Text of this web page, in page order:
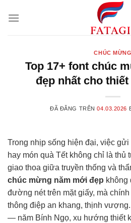
đến
CHÚC MỪNG
Top 17+ font chúc
đẹp nhất cho thiết
ĐÃ ĐĂNG TRÊN04.03.2026
Trong nhịp sống hiện đại, việc
hay món quà Tết không chỉ là thủ
giao thoa giữa truyền thống và
chúc mừng năm mới đẹp không
đường nét trên mặt giấy, mà chính
thông điệp an khang, thịnh
— năm Bính Ngọ, xu hướng thiết